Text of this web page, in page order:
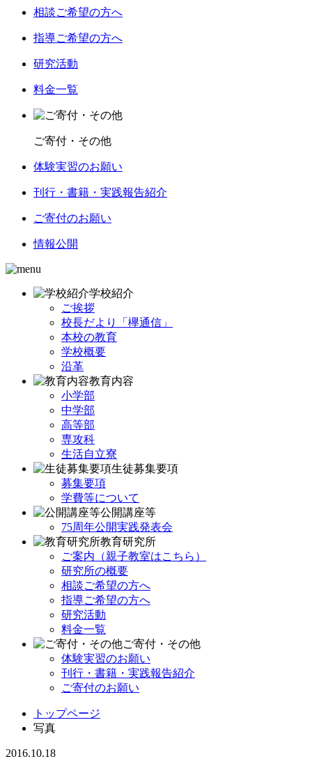
相談ご希望の方へ
指導ご希望の方へ
研究活動
料金一覧
ご寄付・その他
体験実習のお願い
刊行・書籍・実践報告紹介
ご寄付のお願い
情報公開
学校紹介
ご挨拶
校長だより「欅通信」
本校の教育
学校概要
沿革
教育内容
小学部
中学部
高等部
専攻科
生活自立寮
生徒募集要項
募集要項
学費等について
公開講座等
75周年公開実践発表会
教育研究所
ご案内（親子教室はこちら）
研究所の概要
相談ご希望の方へ
指導ご希望の方へ
研究活動
料金一覧
ご寄付・その他
体験実習のお願い
刊行・書籍・実践報告紹介
ご寄付のお願い
トップページ
写真
2016.10.18